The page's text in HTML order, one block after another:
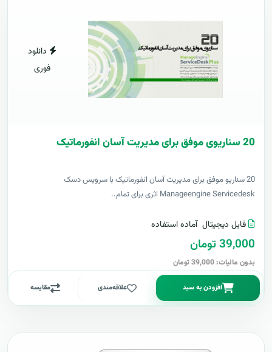
دانلود
فوری
20 سناریوی موفق برای مدیریت آسان انفورماتیک
20 سناریو موفق برای مدیریت آسان انفورماتیک با سرویس دسک
Manageengine Servicedesk اثری برای تمام..
فایل دیجیتال آماده استفاده
39,000 تومان
بدون مالیات: 39,000 تومان
افزودن به سبد علاقه‌مندی مقایسه